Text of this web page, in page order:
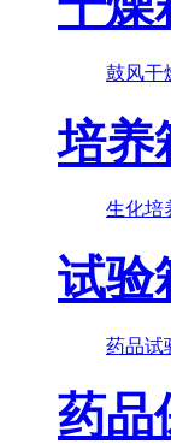
鼓风干
培养
生化培
试验
药品试
药品